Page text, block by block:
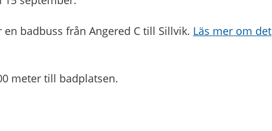
badbuss från Angered C till Sillvik. Läs mer om det
meter till badplatsen.